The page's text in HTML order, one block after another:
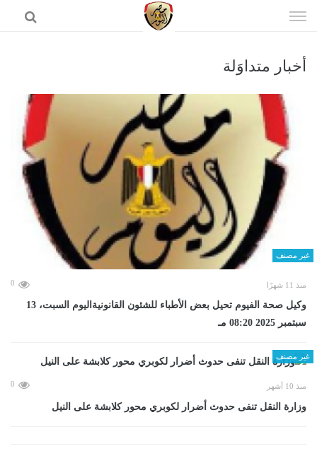
الى
أخبار متداوَلة
غير مصنف
منذ 11 شهرًا 0
وكيل صحة الفيوم تحيل بعض الأطباء للشئون القانونيةاليوم السبت، 13
سبتمبر 2025 08:20 مـ
غير مصنف
منذ 10 أشهر 0
وزارة النقل تنفى حدوث أضرار لكوبري محور كلابشة على النيل